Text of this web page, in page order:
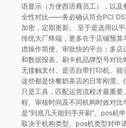
语显示（方便西语裔员工），以及
全性对比——务必确认符合PCI
加密，定期更新。 至于是选用以
传统大厂终端，更多在于店铺预算
虑操作简便、审批快的平台；多店
和数据报表。刷卡机品牌型号对比
无接触支付、是否自带打印机、能
这些都是快餐奶茶店的日常刚需。
只是工具，匹配运营流程才最重
程、审核时间及不同机构时效对比
是“到底几天能到手开刷”。pos机
取决于机构类型、pos机类型对申